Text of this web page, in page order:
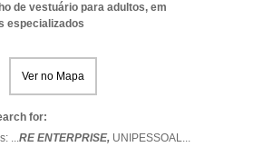
de vestuário para adultos, em
especializados
Ver no Mapa
for:
...RE ENTERPRISE, UNIPESSOAL...